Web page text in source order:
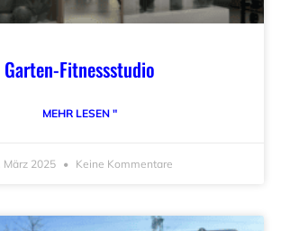
Garten-Fitnessstudio
MEHR LESEN "
März 2025 Keine Kommentare